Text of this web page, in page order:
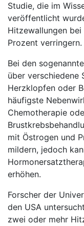
Ratgeber
Rubriken
Studie, die im
veröffentlicht
Hitzewallungen
Prozent verringern.
Bei den
über verschiedene
Herzklopfen oder
häufigste
Chemotherapie
mit Östrogen und
mildern, jedoch
erhöhen.
Forscher der
den USA
zwei oder mehr